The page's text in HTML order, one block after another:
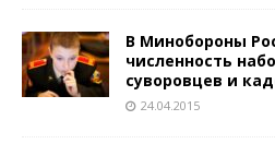
В Минобороны
численность
суворовцев и
24.04.2015